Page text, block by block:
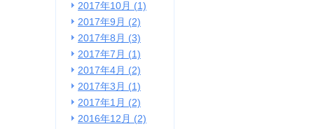
2017年10月 (1)
2017年9月 (2)
2017年8月 (3)
2017年7月 (1)
2017年4月 (2)
2017年3月 (1)
2017年1月 (2)
2016年12月 (2)